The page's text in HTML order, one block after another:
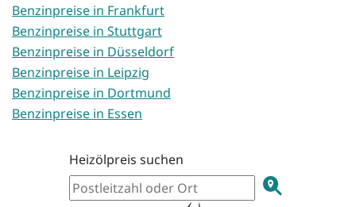
Benzinpreise in Frankfurt
Benzinpreise in Stuttgart
Benzinpreise in Düsseldorf
Benzinpreise in Leipzig
Benzinpreise in Dortmund
Benzinpreise in Essen
Heizölpreis suchen